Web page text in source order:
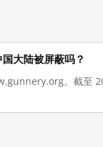
大陆被屏蔽吗？
。截至